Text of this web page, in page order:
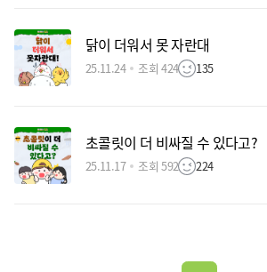
닭이 더워서 못 자란대
25.11.24 조회 424 135
초콜릿이 더 비싸질 수 있다고?
25.11.17 조회 592 224